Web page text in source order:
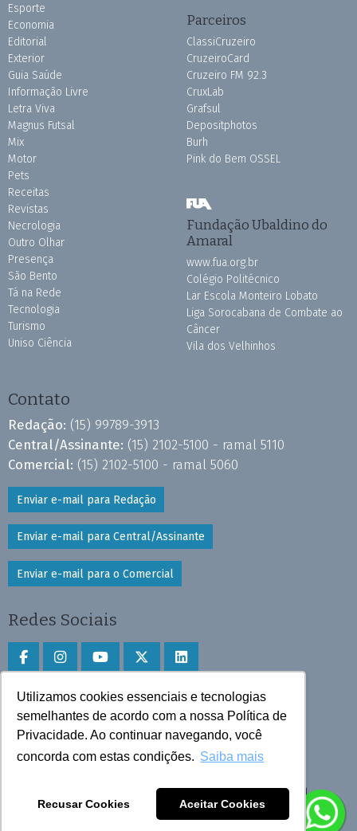
Utilizamos cookies essenciais e tecnologias
semelhantes de acordo com a nossa Política de
Privacidade. Ao continuar navegando, você
concorda com estas condições. Saiba mais
Recusar Cookies Aceitar Cookies
Esporte
Economia
Editorial
Exterior
Guia Saúde
Informação Livre
Letra Viva
Magnus Futsal
Mix
Motor
Pets
Receitas
Revistas
Necrologia
Outro Olhar
Presença
São Bento
Tá na Rede
Tecnologia
Turismo
Uniso Ciência
Parceiros
ClassiCruzeiro
CruzeiroCard
Cruzeiro FM 92.3
CruxLab
Grafsul
Depositphotos
Burh
Pink do Bem OSSEL
Fundação Ubaldino do
Amaral
www.fua.org.br
Colégio Politécnico
Lar Escola Monteiro Lobato
Liga Sorocabana de Combate ao
Câncer
Vila dos Velhinhos
Contato
Redação: (15) 99789-3913
Central/Assinante: (15) 2102-5100 - ramal 5110
Comercial: (15) 2102-5100 - ramal 5060
Enviar e-mail para Redação
Enviar e-mail para Central/Assinante
Enviar e-mail para o Comercial
Redes Sociais
Faça download do aplicativo
Play Store e App Store
Todos os direitos reservados © 2025 Cruzeiro do Sul